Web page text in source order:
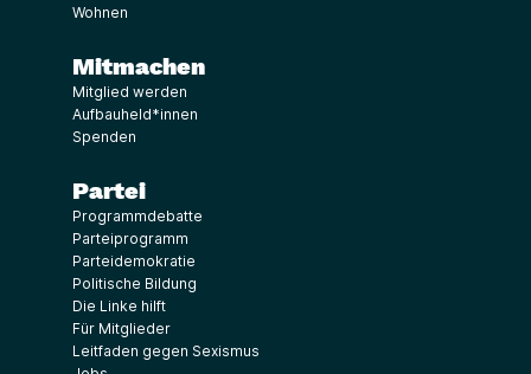
Wohnen
Mitmachen
Mitglied werden
Aufbauheld*innen
Spenden
Partei
Programmdebatte
Parteiprogramm
Parteidemokratie
Politische Bildung
Die Linke hilft
Für Mitglieder
Leitfaden gegen Sexismus